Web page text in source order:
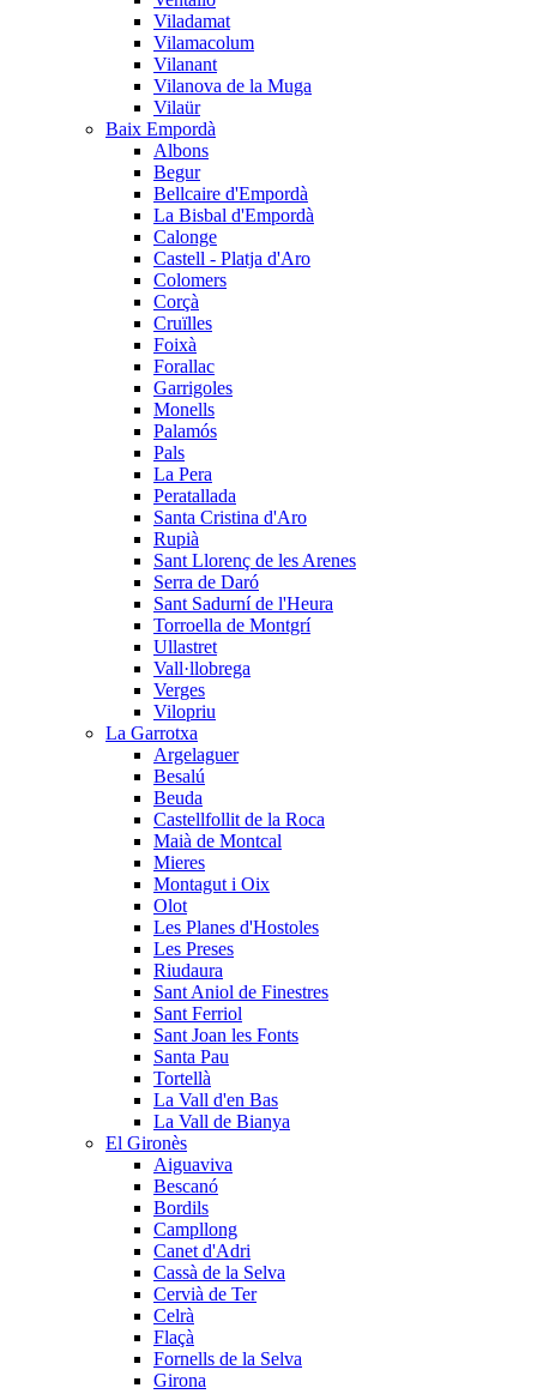
Viladamat
Vilamacolum
Vilanant
Vilanova de la Muga
Vilaür
Baix Empordà
Albons
Begur
Bellcaire d'Empordà
La Bisbal d'Empordà
Calonge
Castell - Platja d'Aro
Colomers
Corçà
Cruïlles
Foixà
Forallac
Garrigoles
Monells
Palamós
Pals
La Pera
Peratallada
Santa Cristina d'Aro
Rupià
Sant Llorenç de les Arenes
Serra de Daró
Sant Sadurní de l'Heura
Torroella de Montgrí
Ullastret
Vall·llobrega
Verges
Vilopriu
La Garrotxa
Argelaguer
Besalú
Beuda
Castellfollit de la Roca
Maià de Montcal
Mieres
Montagut i Oix
Olot
Les Planes d'Hostoles
Les Preses
Riudaura
Sant Aniol de Finestres
Sant Ferriol
Sant Joan les Fonts
Santa Pau
Tortellà
La Vall d'en Bas
La Vall de Bianya
El Gironès
Aiguaviva
Bescanó
Bordils
Campllong
Canet d'Adri
Cassà de la Selva
Cervià de Ter
Celrà
Flaçà
Fornells de la Selva
Girona